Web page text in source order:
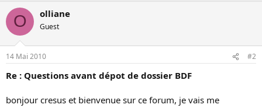
O olliane
Guest
14 Mai 2010 #2
Re : Questions avant dépot de dossier BDF
bonjour cresus et bienvenue sur ce forum, je vais me